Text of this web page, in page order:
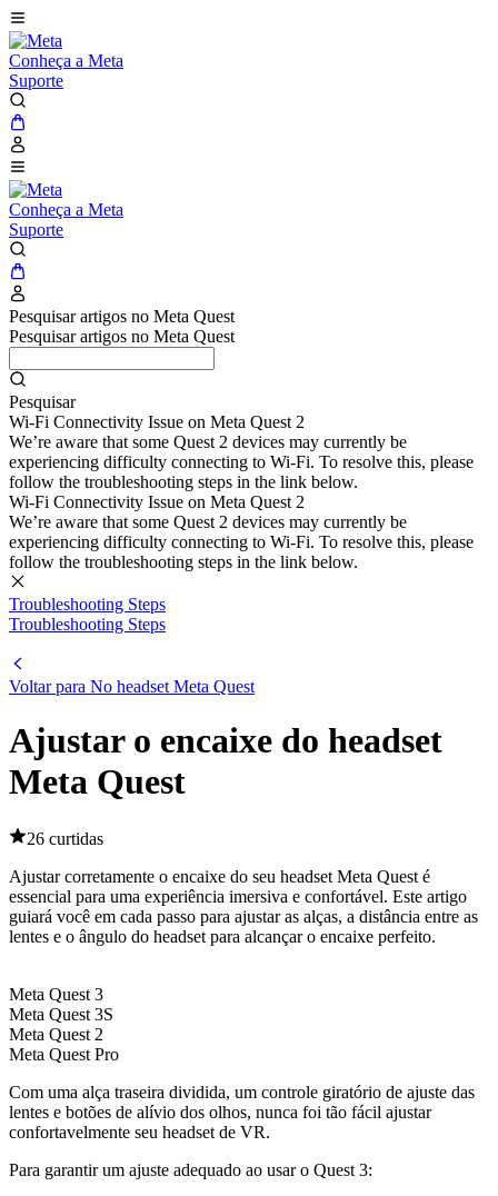
Conheça a Meta
Suporte
Conheça a Meta
Suporte
Pesquisar artigos no Meta Quest
Pesquisar artigos no Meta Quest
Pesquisar
Wi-Fi Connectivity Issue on Meta Quest 2
We’re aware that some Quest 2 devices may currently be
experiencing difficulty connecting to Wi-Fi. To resolve this, please
follow the troubleshooting steps in the link below.
Wi-Fi Connectivity Issue on Meta Quest 2
We’re aware that some Quest 2 devices may currently be
experiencing difficulty connecting to Wi-Fi. To resolve this, please
follow the troubleshooting steps in the link below.
Troubleshooting Steps
Troubleshooting Steps
Voltar para No headset Meta Quest
Ajustar o encaixe do headset
Meta Quest
26 curtidas
Ajustar corretamente o encaixe do seu headset Meta Quest é
essencial para uma experiência imersiva e confortável. Este artigo
guiará você em cada passo para ajustar as alças, a distância entre as
lentes e o ângulo do headset para alcançar o encaixe perfeito.
Meta Quest 3
Meta Quest 3S
Meta Quest 2
Meta Quest Pro
Com uma alça traseira dividida, um controle giratório de ajuste das
lentes e botões de alívio dos olhos, nunca foi tão fácil ajustar
confortavelmente seu headset de VR.
Para garantir um ajuste adequado ao usar o Quest 3: